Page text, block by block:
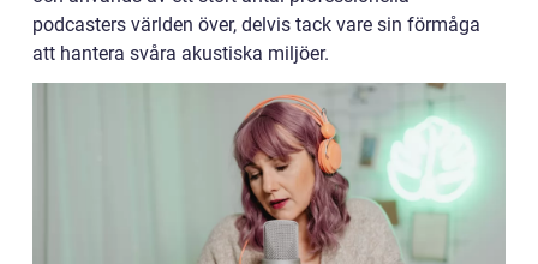
podcasters världen över, delvis tack vare sin förmåga
att hantera svåra akustiska miljöer.